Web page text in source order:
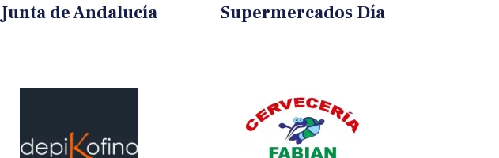
Junta de Andalucía Supermercados Día